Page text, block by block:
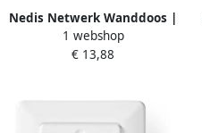
Nedis Netwerk Wanddoos |
Inbouw | 2 poort(en) |
CAT5e | Recht | Female |
1 webshop
€ 13,88